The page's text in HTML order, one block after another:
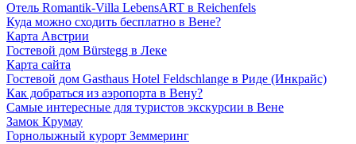
Отель Romantik-Villa LebensART в Reichenfels
Куда можно сходить бесплатно в Вене?
Карта Австрии
Гостевой дом Bürstegg в Леке
Карта сайта
Гостевой дом Gasthaus Hotel Feldschlange в Риде (Инкрайс)
Как добраться из аэропорта в Вену?
Самые интересные для туристов экскурсии в Вене
Замок Крумау
Горнолыжный курорт Земмеринг